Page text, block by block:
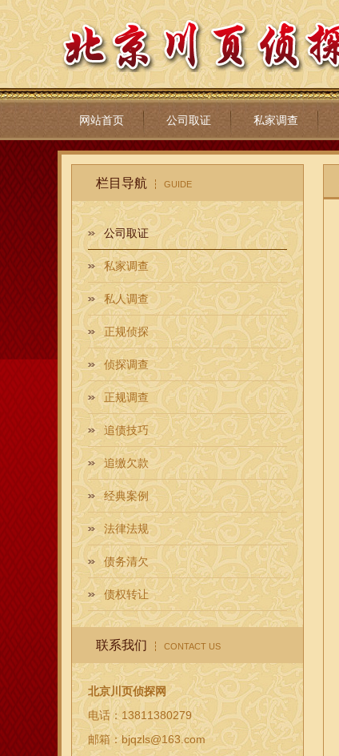
网站首页 公司取证 私家调查
栏目导航 GUIDE
公司取证
私家调查
私人调查
正规侦探
侦探调查
正规调查
追债技巧
追缴欠款
经典案例
法律法规
债务清欠
债权转让
联系我们 CONTACT US
北京川页侦探网
电话：13811380279
邮箱：bjqzls@163.com